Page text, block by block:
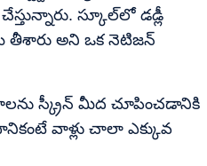
స్కూల్‌లో డడ్లీ
తీశారు అని ఒక నెటిజన్
స్క్రీన్ మీద చూపించడానికి
వాళ్లు చాలా ఎక్కువ